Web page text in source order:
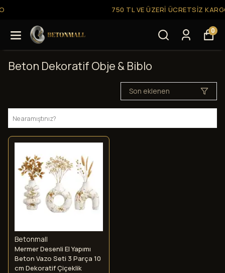
750 TL VE ÜZERI ÜCRETSIZ KARGO
0
Beton Dekoratif Obje & Biblo
Son eklenen
Betonmall
Mermer Desenli El Yapımı
Beton Vazo Seti 3 Parça 10
cm Dekoratif Çiçeklik